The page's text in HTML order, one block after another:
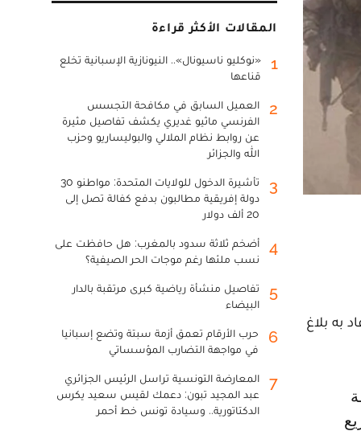
أفاد به بلاغ
المقالات الأكثر قراءة
1
«نوكليو ناسيونال».. النيونازية الإسبانية تخلع
قناعها
2
العميل السابق في مكافحة التجسس
الفرنسي ماثيو غديري يكشف تفاصيل مثيرة
عن روابط نظام الملالي والبوليساريو وحزب
الله والجزائر
3
تأشيرة الدخول للولايات المتحدة: مواطنو 30
دولة إفريقية مطالبون بدفع كفالة تصل إلى
20 ألف دولار
4
أضخم ثلاثة سدود بالمغرب: هل حافظت على
نسب ملئها رغم موجات الحر الصيفية؟
5
تفاصيل منشأة رياضية كبرى مرتقبة بالدار
البيضاء
6
حرب الأرقام تعمق أزمة سبتة وتضع إسبانيا
في مواجهة التضارب المؤسساتي
7
المعارضة التونسية تراسل الرئيس الجزائري
عبد المجيد تبون: دعمك لقيس سعيد يكرس
الدكتاتورية.. وسيادة تونس خط أحمر